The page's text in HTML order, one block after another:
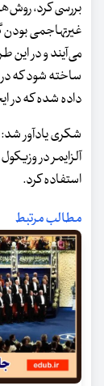
بررسی کرد،
غیرتهاجمی بودن
می‌آیند و در این
ساخته شود که در
داده شده که در
شکری یادآور شد:
آلزایمر در
استفاده کرد.
مطالب مرتبط